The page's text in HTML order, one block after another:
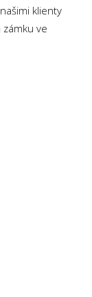
klienty
ve